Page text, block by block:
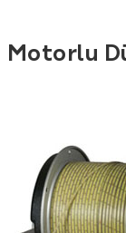
Motorlu